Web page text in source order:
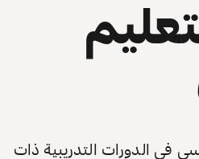
الدورات التدريبية ذات